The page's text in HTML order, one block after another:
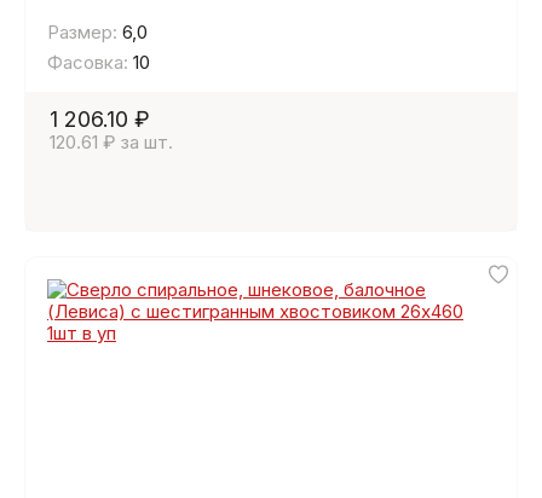
Размер: 6,0
Фасовка: 10
1 206.10 ₽
120.61 ₽ за шт.